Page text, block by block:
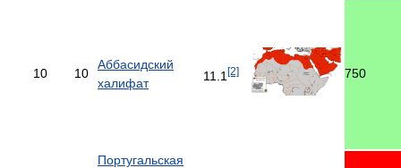
10 10
Аббасидский
халифат
11.1 [2] 750
Португальская